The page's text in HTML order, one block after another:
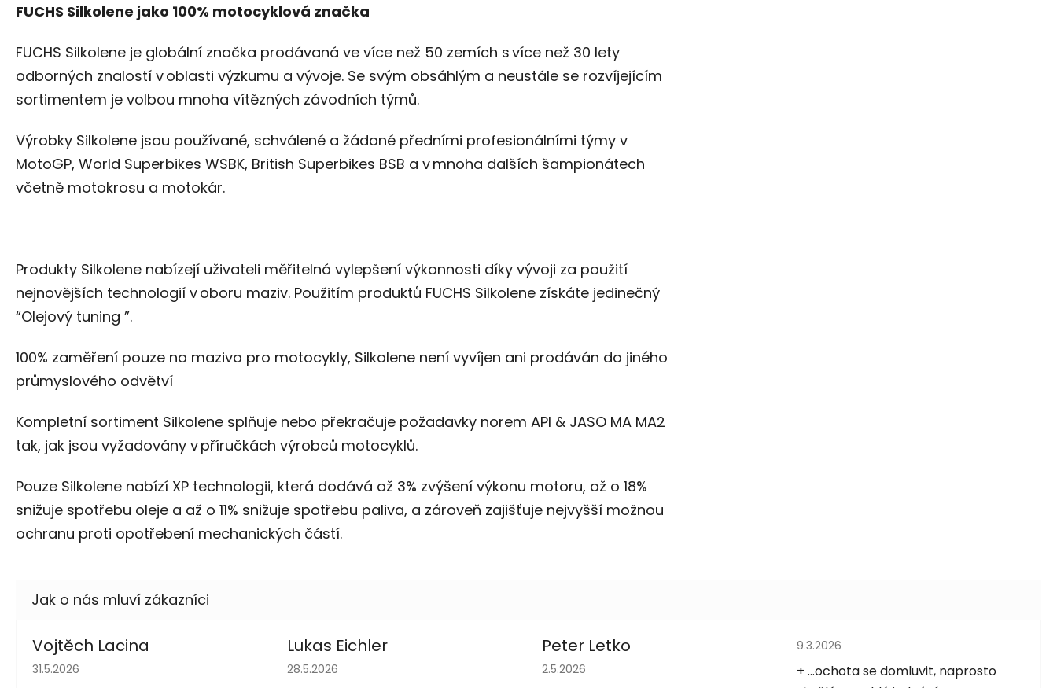
FUCHS Silkolene jako 100% motocyklová značka
FUCHS Silkolene je globální značka prodávaná ve více než 50 zemích s více než 30 lety
odborných znalostí v oblasti výzkumu a vývoje. Se svým obsáhlým a neustále se rozvíjejícím
sortimentem je volbou mnoha vítězných závodních týmů.
Výrobky Silkolene jsou používané, schválené a žádané předními profesionálními týmy v
MotoGP, World Superbikes WSBK, British Superbikes BSB a v mnoha dalších šampionátech
včetně motokrosu a motokár.
Produkty Silkolene nabízejí uživateli měřitelná vylepšení výkonnosti díky vývoji za použití
nejnovějších technologií v oboru maziv. Použitím produktů FUCHS Silkolene získáte jedinečný
“Olejový tuning ”.
100% zaměření pouze na maziva pro motocykly, Silkolene není vyvíjen ani prodáván do jiného
průmyslového odvětví
Kompletní sortiment Silkolene splňuje nebo překračuje požadavky norem API & JASO MA MA2
tak, jak jsou vyžadovány v příručkách výrobců motocyklů.
Pouze Silkolene nabízí XP technologii, která dodává až 3% zvýšení výkonu motoru, až o 18%
snižuje spotřebu oleje a až o 11% snižuje spotřebu paliva, a zároveň zajišťuje nejvyšší možnou
ochranu proti opotřebení mechanických částí.
Vojtěch Lacina
Hodnocení obchodu je 5 z 5 hvězdiček.
31.5.2026
Lukas Eichler
Hodnocení obchodu je 5 z 5 hvězdiček.
28.5.2026
Peter Letko
Hodnocení obchodu je 5 z 5 hvězdiček.
2.5.2026
Hodnocení obchodu je 5 z 5 hvězdiček.
9.3.2026
+ ...ochota se domluvit, naprosto